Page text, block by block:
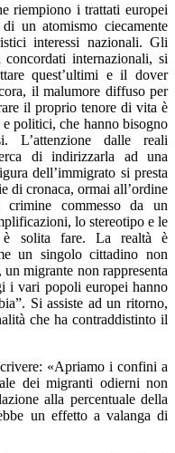
riempiono i trattati europei
un atomismo ciecamente
interessi nazionali. Gli
internazionali, si
quest’ultimi e il dover
il malumore diffuso per
il proprio tenore di vita è
politici, che hanno bisogno
L’attenzione dalle reali
di indirizzarla ad una
dell’immigrato si presta
di cronaca, ormai all’ordine
commesso da un
lo stereotipo e le
è solita fare. La realtà è
un singolo cittadino non
migrante non rappresenta
i vari popoli europei hanno
Si assiste ad un ritorno,
che ha contraddistinto il
«Apriamo i confini a
dei migranti odierni non
alla percentuale della
un effetto a valanga di